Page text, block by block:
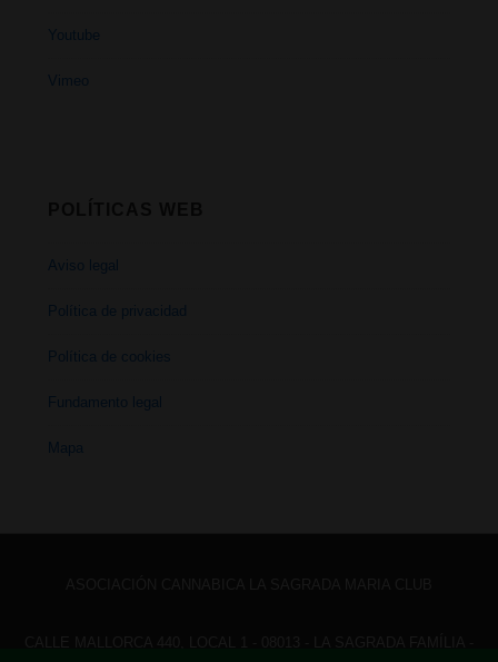
Youtube
Vimeo
Aviso legal
Política de privacidad
Política de cookies
Fundamento legal
Mapa